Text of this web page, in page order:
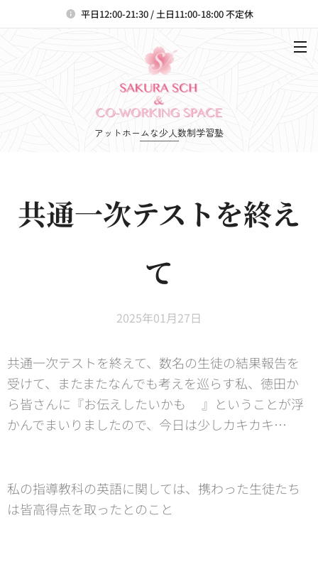
平日12:00-21:30 / 土日11:00-18:00 不定休
アットホームな少人数制学習塾
共通一次テストを終え
て
2025年01月27日
共通一次テストを終えて、数名の生徒の結果報告を
受けて、またまたなんでも考えを巡らす私、徳田か
ら皆さんに『お伝えしたいかも😙』ということが浮
かんでまいりましたので、今日は少しカキカキ…😊
私の指導教科の英語に関しては、携わった生徒たち
は皆高得点を取ったとのこと🙌